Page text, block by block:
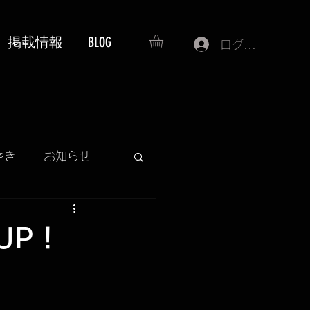
掲載情報 BLOG ログイン
き お知らせ
！